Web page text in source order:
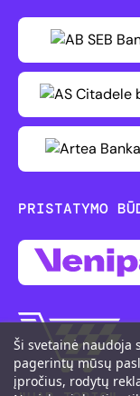
Ši svetainė naudoja
pagerintų mūsų
įpročius, rodytų
PRISTATYMO